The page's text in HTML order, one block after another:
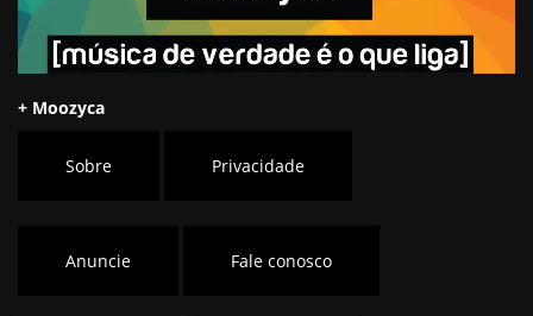
+ Moozyca
Sobre Privacidade
Anuncie Fale conosco